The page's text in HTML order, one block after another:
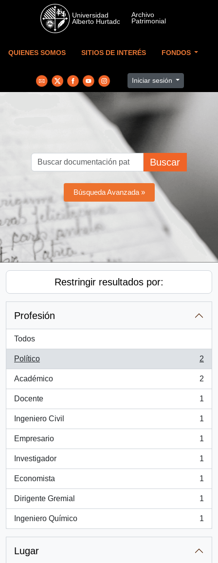
Skip to main content
QUIENES SOMOS SITIOS DE INTERÉS FONDOS
Iniciar sesión
Buscar
Búsqueda Avanzada »
Restringir resultados por:
Profesión
Todos
Político
, 2 resultados
2
Académico
, 2 resultados
2
Docente
, 1 resultados
1
Ingeniero Civil
, 1 resultados
1
Empresario
, 1 resultados
1
Investigador
, 1 resultados
1
Economista
, 1 resultados
1
Dirigente Gremial
, 1 resultados
1
Ingeniero Químico
, 1 resultados
1
Lugar